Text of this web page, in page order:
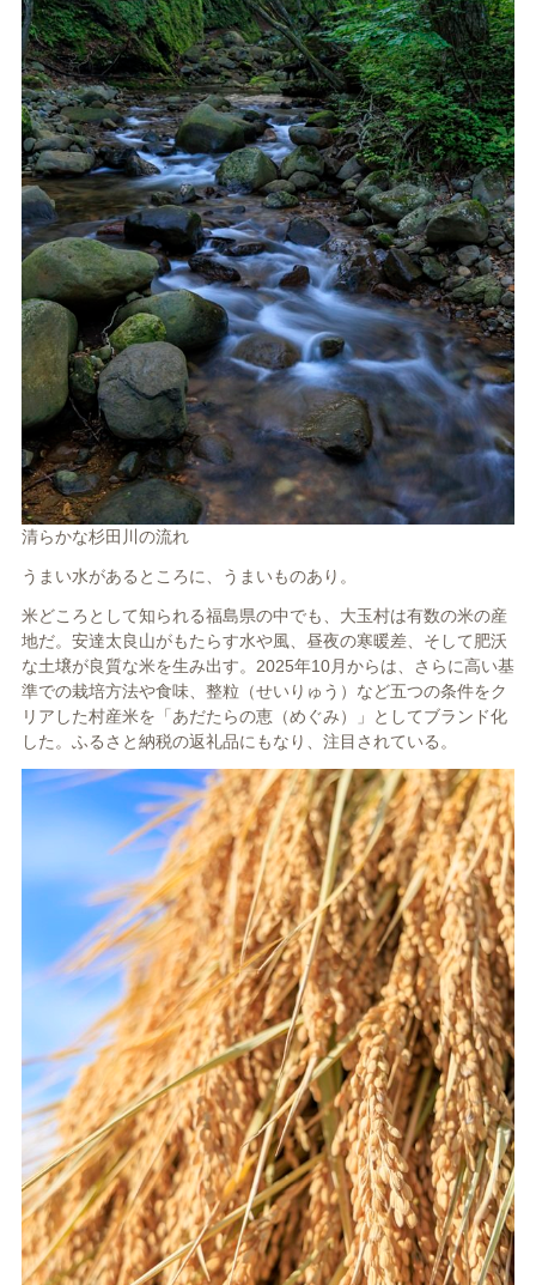
清らかな杉田川の流れ
うまい水があるところに、うまいものあり。
米どころとして知られる福島県の中でも、大玉村は有数の米の産
地だ。安達太良山がもたらす水や風、昼夜の寒暖差、そして肥沃
な土壌が良質な米を生み出す。2025年10月からは、さらに高い基
準での栽培方法や食味、整粒（せいりゅう）など五つの条件をク
リアした村産米を「あだたらの恵（めぐみ）」としてブランド化
した。ふるさと納税の返礼品にもなり、注目されている。